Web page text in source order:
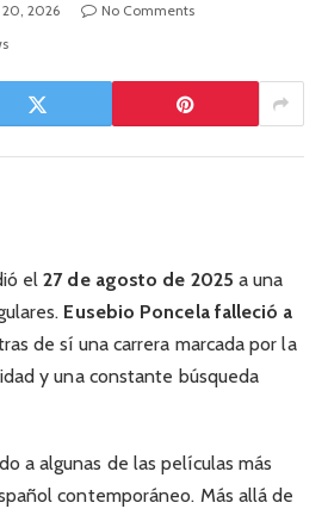
2026
No Comments
el27 de agosto de 2025 a una
Eusebio Poncela falleció a
de sí una carrera marcada por la
y una constante búsqueda
a algunas de las películas más
contemporáneo. Más allá de